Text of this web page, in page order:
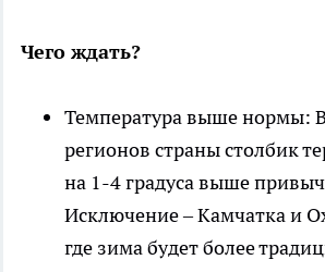
Чего ждать?
Температура выше нормы:
регионов страны столбик
на 1-4 градуса выше
Исключение – Камчатка и
где зима будет более